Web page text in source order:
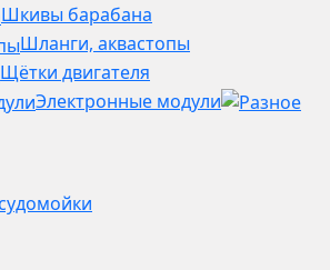
Шкивы барабана
Шланги, аквастопы
Щётки двигателя
Электронные модули